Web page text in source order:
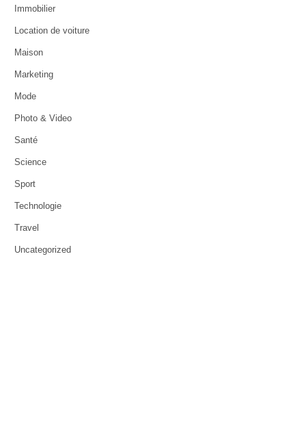
Immobilier
Location de voiture
Maison
Marketing
Mode
Photo & Video
Santé
Science
Sport
Technologie
Travel
Uncategorized